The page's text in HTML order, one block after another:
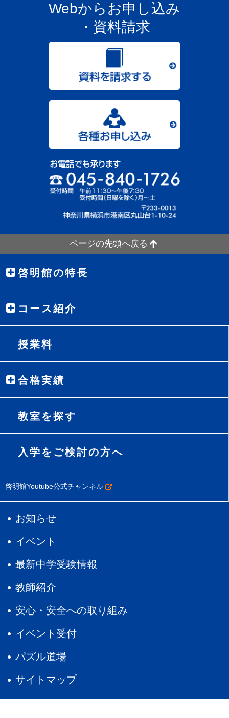
Webからお申し込み
・資料請求
ページの先頭へ戻る
啓明館の特長
コース紹介
授業料
合格実績
教室を探す
入学をご検討の方へ
啓明館Youtube公式チャンネル
お知らせ
イベント
最新中学受験情報
教師紹介
安心・安全への取り組み
イベント受付
パズル道場
サイトマップ